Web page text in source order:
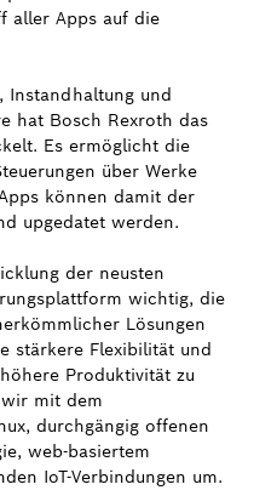
aller Apps auf die
Instandhaltung und
hat Bosch Rexroth das
Es ermöglicht die
über Werke
können damit der
upgedatet werden.
der neusten
wichtig, die
Lösungen
stärkere Flexibilität und
Produktivität zu
mit dem
durchgängig offenen
web-basiertem
IoT-Verbindungen um.